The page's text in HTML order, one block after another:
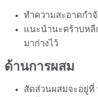
ทำความสะอาดกำ
เเนะนำนะคร้าบห
มาก่างไว้
ด้านการผสม
สัดส่วนผสมจะอยู่ที่